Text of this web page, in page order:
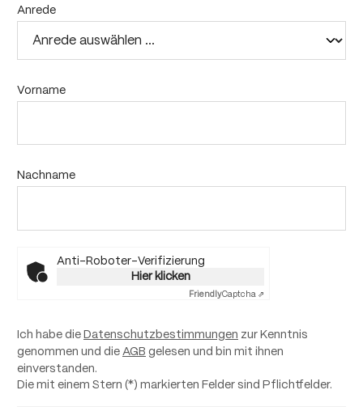
Anrede
Vorname
Nachname
Anti-Roboter-Verifizierung
Hier klicken
FriendlyCaptcha ⇗
Ich habe die Datenschutzbestimmungen zur Kenntnis
genommen und die AGB gelesen und bin mit ihnen
einverstanden.
Die mit einem Stern (*) markierten Felder sind Pflichtfelder.